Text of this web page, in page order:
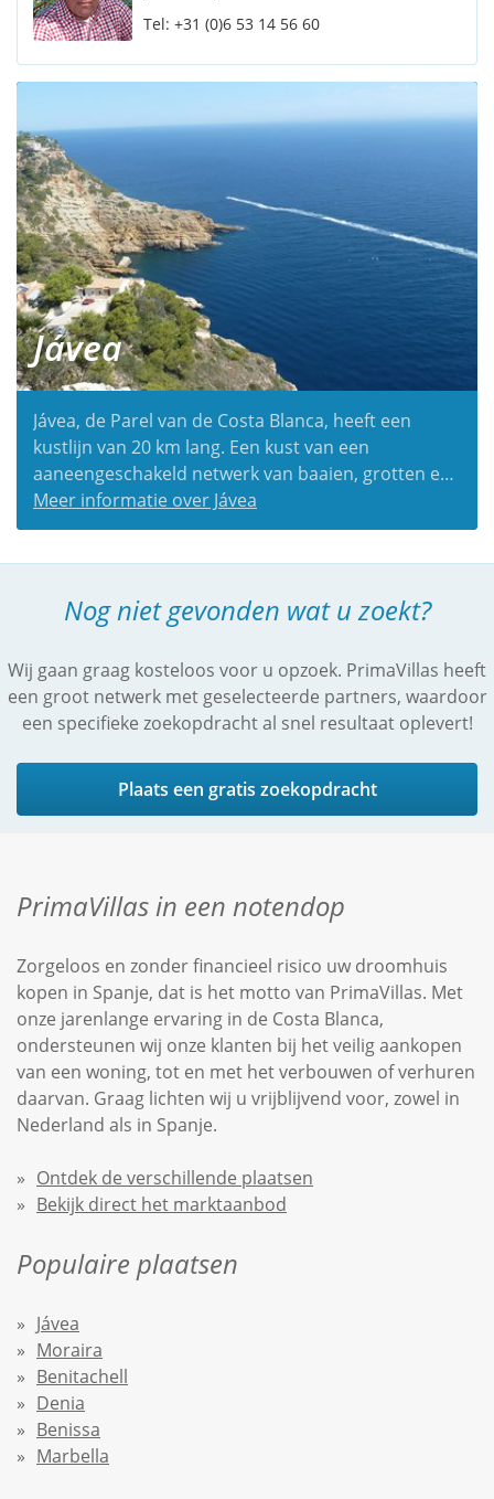
Tel: +31 (0)6 53 14 56 60
Jávea
Jávea, de Parel van de Costa Blanca, heeft een
kustlijn van 20 km lang. Een kust van een
aaneengeschakeld netwerk van baaien, grotten en
stranden. Behalve de bekende stranden Arenal, La
Grave en het hippe El Benissero, zijn er vele
bezocht moeten worden. Hier komen vooral de
locale bewoners genieten van de rust en een
heerlijke maaltijd. El Arenal, La Granadella, La
Grave en de Jávea Yacht Club hebben allen voor
2014 de Blauwe Vlag in hun bezit.
Meer informatie over Jávea
Nog niet gevonden wat u zoekt?
Wij gaan graag kosteloos voor u opzoek. PrimaVillas heeft
een groot netwerk met geselecteerde partners, waardoor
een specifieke zoekopdracht al snel resultaat oplevert!
Plaats een gratis zoekopdracht
PrimaVillas in een notendop
Zorgeloos en zonder financieel risico uw droomhuis
kopen in Spanje, dat is het motto van PrimaVillas. Met
onze jarenlange ervaring in de Costa Blanca,
ondersteunen wij onze klanten bij het veilig aankopen
van een woning, tot en met het verbouwen of verhuren
daarvan. Graag lichten wij u vrijblijvend voor, zowel in
Nederland als in Spanje.
Ontdek de verschillende plaatsen
Bekijk direct het marktaanbod
Populaire plaatsen
Jávea
Moraira
Benitachell
Denia
Benissa
Marbella